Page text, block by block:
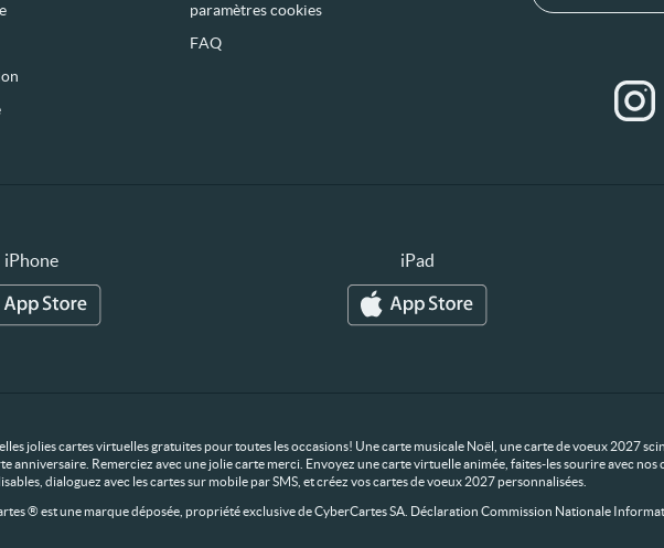
paramètres cookies
FAQ
iPhone iPad
jolies cartes virtuelles gratuites pour toutes les occasions! Une carte musicale Noël, une carte de voeux 2027
anniversaire. Remerciez avec une jolie carte merci. Envoyez une carte virtuelle animée, faites-les sourire avec
dialoguez avec les cartes sur mobile par SMS, et créez vos cartes de voeux 2027 personnalisées.
® est une marque déposée, propriété exclusive de CyberCartes SA. Déclaration Commission Nationale